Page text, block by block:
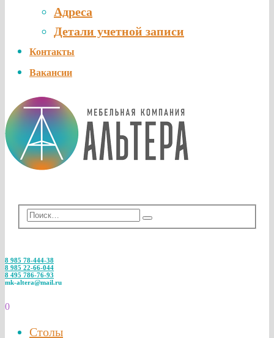
Адреса
Детали учетной записи
Контакты
Вакансии
8 985 78-444-38
8 985 22-66-044
8 495 786-76-93
mk-altera@mail.ru
0
Столы